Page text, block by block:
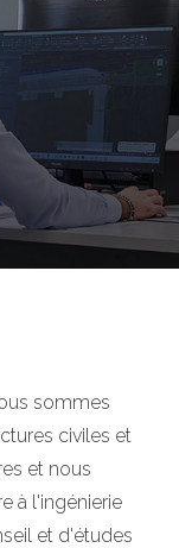
sommes
civiles et
et nous
à l'ingénierie
et d'études